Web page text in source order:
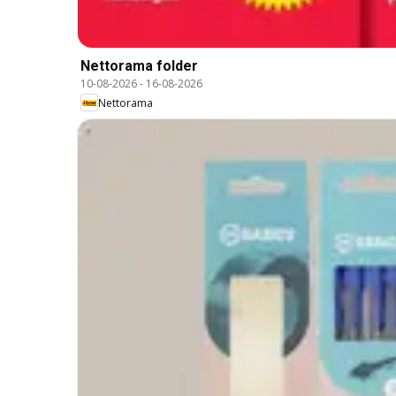
Nettorama folder
10-08-2026- 16-08-2026
Nettorama